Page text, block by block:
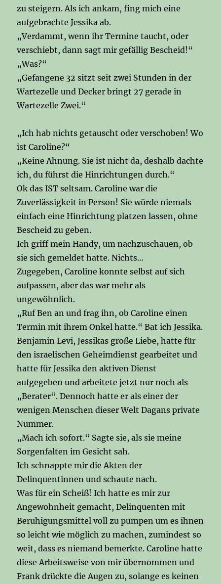
zu steigern. Als ich ankam, fing mich eine
aufgebrachte Jessika ab.
„Verdammt, wenn ihr Termine taucht, oder
verschiebt, dann sagt mir gefällig Bescheid!“
„Was?“
„Gefangene 32 sitzt seit zwei Stunden in der
Wartezelle und Decker bringt 27 gerade in
Wartezelle Zwei.“
„Ich hab nichts getauscht oder verschoben! Wo
ist Caroline?“
„Keine Ahnung. Sie ist nicht da, deshalb dachte
ich, du führst die Hinrichtungen durch.“
Ok das IST seltsam. Caroline war die
Zuverlässigkeit in Person! Sie würde niemals
einfach eine Hinrichtung platzen lassen, ohne
Bescheid zu geben.
Ich griff mein Handy, um nachzuschauen, ob
sie sich gemeldet hatte. Nichts…
Zugegeben, Caroline konnte selbst auf sich
aufpassen, aber das war mehr als
ungewöhnlich.
„Ruf Ben an und frag ihn, ob Caroline einen
Termin mit ihrem Onkel hatte.“ Bat ich Jessika.
Benjamin Levi, Jessikas große Liebe, hatte für
den israelischen Geheimdienst gearbeitet und
hatte für Jessika den aktiven Dienst
aufgegeben und arbeitete jetzt nur noch als
„Berater“. Dennoch hatte er als einer der
wenigen Menschen dieser Welt Dagans private
Nummer.
„Mach ich sofort.“ Sagte sie, als sie meine
Sorgenfalten im Gesicht sah.
Ich schnappte mir die Akten der
Delinquentinnen und schaute nach.
Was für ein Scheiß! Ich hatte es mir zur
Angewohnheit gemacht, Delinquenten mit
Beruhigungsmittel voll zu pumpen um es ihnen
so leicht wie möglich zu machen, zumindest so
weit, dass es niemand bemerkte. Caroline hatte
diese Arbeitsweise von mir übernommen und
Frank drückte die Augen zu, solange es keinen